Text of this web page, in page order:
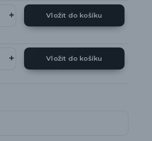
Vložit do košíku
Vložit do košíku